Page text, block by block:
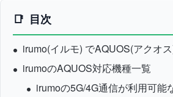
目次
irumo(イルモ) でAQUOS(アクオ
irumoのAQUOS対応機種一覧
irumoの5G/4G通信が利用可能